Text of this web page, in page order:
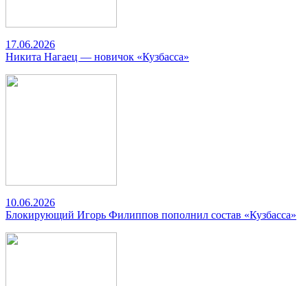
17.06.2026
Никита Нагаец — новичок «Кузбасса»
10.06.2026
Блокирующий Игорь Филиппов пополнил состав «Кузбасса»